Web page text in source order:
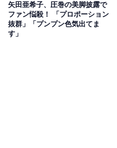
矢田亜希子、圧巻の美脚披露で
ファン悩殺！ 「プロポーション
抜群」「プンプン色気出てま
す」